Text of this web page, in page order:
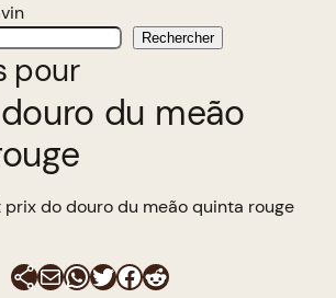
Rechercher
pour
du meão
do douro du meão quinta rouge
E-mailWhatsApp
Twitter
Facebook
Reddit